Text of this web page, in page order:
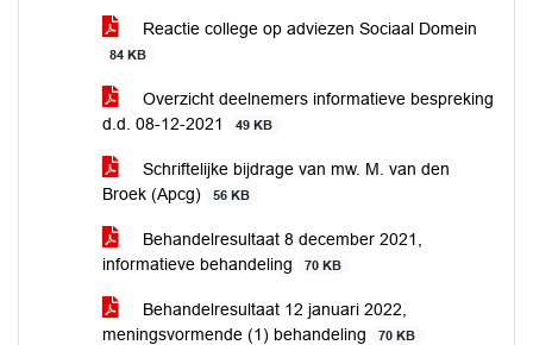
Reactie college op adviezen Sociaal Domein
84 KB
Overzicht deelnemers informatieve bespreking
d.d. 08-12-2021
49 KB
Schriftelijke bijdrage van mw. M. van den
Broek (Apcg)
56 KB
Behandelresultaat 8 december 2021,
informatieve behandeling
70 KB
Behandelresultaat 12 januari 2022,
meningsvormende (1) behandeling
70 KB